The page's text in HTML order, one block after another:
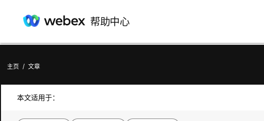
帮助中心
主页 / 文章
本文适用于：